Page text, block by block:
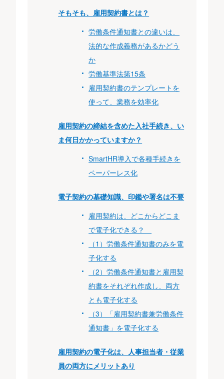
そもそも、雇用契約書とは？
労働条件通知書との違いは、
法的な作成義務があるかどう
か
労働基準法第15条
雇用契約書のテンプレートを
使って、業務を効率化
雇用契約の締結を含めた入社手続き、い
ま何日かかっていますか？
SmartHR導入で各種手続きを
ペーパーレス化
電子契約の基礎知識、印鑑や署名は不要
雇用契約は、どこからどこま
で電子化できる？
（1）労働条件通知書のみを電
子化する
（2）労働条件通知書と雇用契
約書をそれぞれ作成し、両方
とも電子化する
（3）「雇用契約書兼労働条件
通知書」を電子化する
雇用契約の電子化は、人事担当者・従業
員の両方にメリットあり